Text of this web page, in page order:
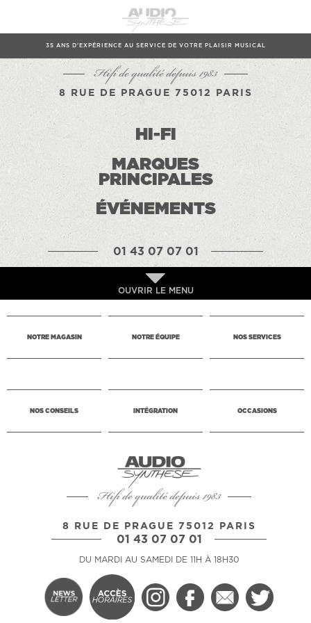
35 ANS D'EXPÉRIENCE AU SERVICE DE VOTRE PLAISIR MUSICAL
Hifi de qualité depuis 1983
8 RUE DE PRAGUE 75012 PARIS
HI-FI
MARQUES
PRINCIPALES
ÉVÉNEMENTS
01 43 07 07 01
OUVRIR LE MENU
NOTRE MAGASIN NOTRE ÉQUIPE NOS SERVICES
NOS CONSEILS INTÉGRATION OCCASIONS
Hifi de qualité depuis 1983
8 RUE DE PRAGUE 75012 PARIS
01 43 07 07 01
DU MARDI AU SAMEDI DE 11H À 18H30